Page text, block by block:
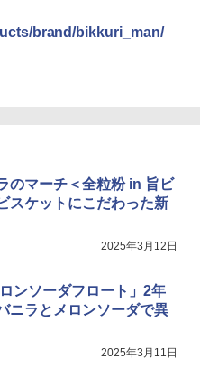
イボール 缶
シングルモルト ウイスキー
ードル 高たんぱく&低糖質 さ
えめ 78g×12個
マルちゃんZUBAAAN! 横浜
ネ 高効率 15L 一人暮らし 二
ラットテーブル グレー YRZ-
+ 炊飯器 5.5合 マイコン式
フラットテーブル 電子レン
センサー ノンフライ調理 簡単
ォーターオーブン ヘルシオ
ブラック 30L 2段調理 コンベ
brand/bikkuri_man/
のマーチ＜全粒粉 in 旨ビ
スケットにこだわった新
2025年3月12日
ンソーダフロート」2年
ラとメロンソーダで異
2025年3月11日